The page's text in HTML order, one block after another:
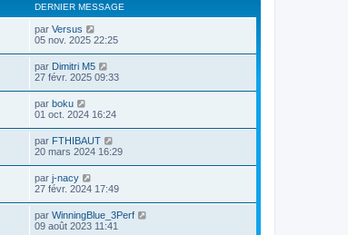
DERNIER MESSAGE
par Versus
05 nov. 2025 22:25
par Dimitri M5
27 févr. 2025 09:33
par boku
01 oct. 2024 16:24
par FTHIBAUT
20 mars 2024 16:29
par j-nacy
27 févr. 2024 17:49
par WinningBlue_3Perf
09 août 2023 11:41